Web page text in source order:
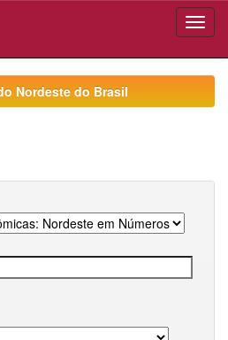
Nordeste do Brasil